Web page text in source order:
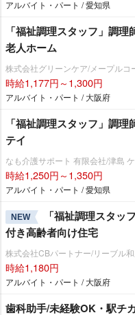
アルバイト・パート / 愛知県
「福祉調理スタッフ」調
老人ホーム
株式会社グリーンケア/メープルコ
時給1,177円～1,300円
アルバイト・パート / 大阪府
「福祉調理スタッフ」調
テイ
なも介護サポート 有限会社/津島
時給1,250円～1,350円
アルバイト・パート / 愛知県
NEW
「福祉調理スタッ
付き高齢者向け住宅
株式会社CBパートナー/リーブル和
時給1,180円
アルバイト・パート / 大阪府
歯科助手/未経験OK・駅チ